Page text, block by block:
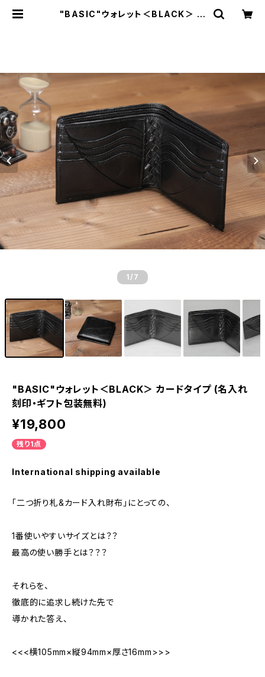
"BASIC"ウォレット＜BLACK＞ カ
1 /7
"BASIC"ウォレット＜BLACK＞ カードタイプ (名入れ
刻印・ギフト包装無料)
¥19,800
残り1点
International shipping available
「二つ折り札&カード入れ財布」にとっての、
1番使いやすいサイズとは？？
最高の使い勝手とは？？？
それらを、
徹底的に追求し続けた先で
導かれた答え、
<<<横105mm×縦94mm×厚さ16mm>>>